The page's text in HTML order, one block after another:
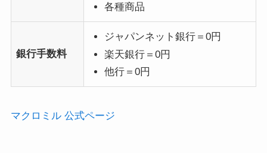
各種商品
銀行手数料
ジャパンネット銀行＝0円
楽天銀行＝0円
他行＝0円
マクロミル 公式ページ